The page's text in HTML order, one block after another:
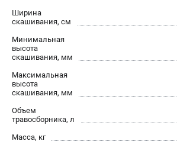
+7 (800) 550-70-
Информация размещённая на сайте не
вс - выходной
ЗАКАЗ ЗАПЧАСТЕЙ
Ширина
скашивания, см
Минимальная
высота
скашивания, мм
Максимальная
высота
скашивания, мм
Объем
травосборника, л
Масса, кг